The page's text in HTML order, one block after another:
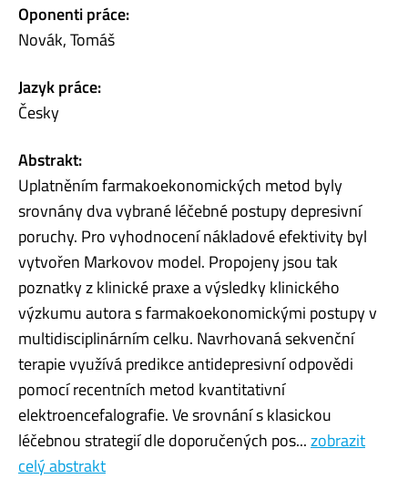
Oponenti práce:
Novák, Tomáš
Jazyk práce:
Česky
Abstrakt:
Uplatněním farmakoekonomických metod byly
srovnány dva vybrané léčebné postupy depresivní
poruchy. Pro vyhodnocení nákladové efektivity byl
vytvořen Markovov model. Propojeny jsou tak
poznatky z klinické praxe a výsledky klinického
výzkumu autora s farmakoekonomickými postupy v
multidisciplinárním celku. Navrhovaná sekvenční
terapie využívá predikce antidepresivní odpovědi
pomocí recentních metod kvantitativní
elektroencefalografie. Ve srovnání s klasickou
léčebnou strategií dle doporučených pos...zobrazit
celý abstrakt